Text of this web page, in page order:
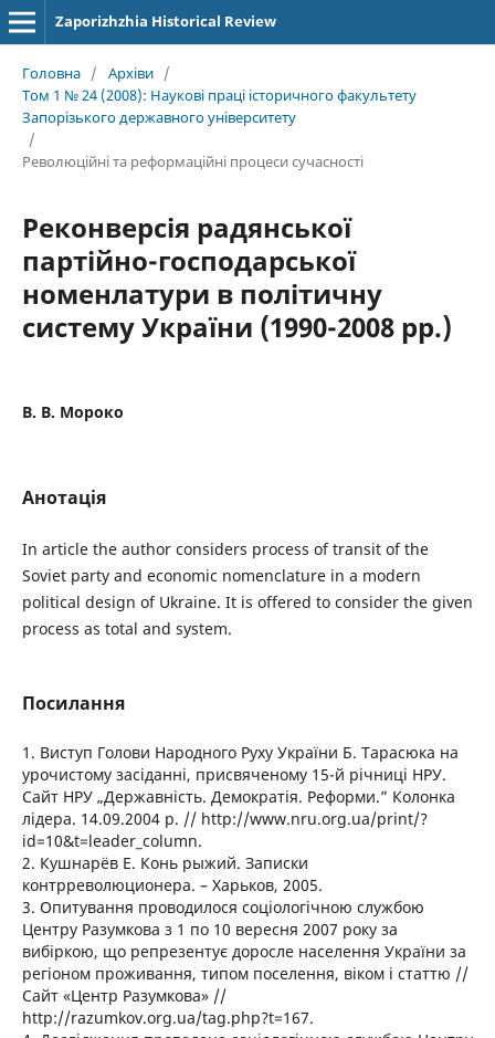
Zaporizhzhia Historical Review
Головна / Архіви /
Том 1 № 24 (2008): Наукові праці історичного факультету
Запорізького державного університету
/
Революційні та реформаційні процеси сучасності
Реконверсія радянської
партійно-господарської
номенлатури в політичну
систему України (1990-2008 рр.)
В. В. Мороко
Анотація
In article the author considers process of transit of the
Soviet party and economic nomenclature in a modern
political design of Ukraine. It is offered to consider the given
process as total and system.
Посилання
1. Виступ Голови Народного Руху України Б. Тарасюка на
урочистому засіданні, присвяченому 15-й річниці НРУ.
Сайт НРУ „Державність. Демократія. Реформи.” Колонка
лідера. 14.09.2004 р. // http://www.nru.org.ua/print/?
id=10&t=leader_column.
2. Кушнарёв Е. Конь рыжий. Записки
контрреволюционера. – Харьков, 2005.
3. Опитування проводилося соціологічною службою
Центру Разумкова з 1 по 10 вересня 2007 року за
вибіркою, що репрезентує доросле населення України за
регіоном проживання, типом поселення, віком і статтю //
Сайт «Центр Разумкова» //
http://razumkov.org.ua/tag.php?t=167.